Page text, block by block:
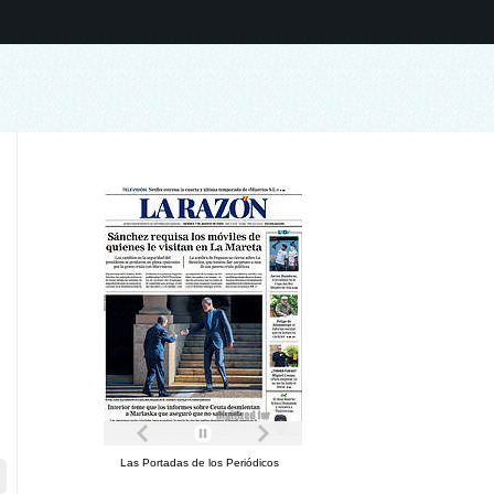
Las Portadas de los Periódicos